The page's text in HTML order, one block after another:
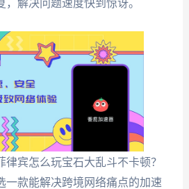
解决问题速度快到惊讶。
律宾怎么玩宝石大乱斗不卡顿？
款能解决跨境网络痛点的加速